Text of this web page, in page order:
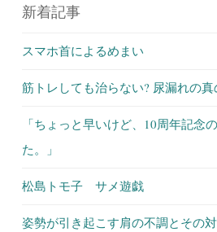
新着記事
スマホ首によるめまい
筋トレしても治らない? 尿漏れの
「ちょっと早いけど、10周年記念
た。」
松島トモ子 サメ遊戯
姿勢が引き起こす肩の不調とその